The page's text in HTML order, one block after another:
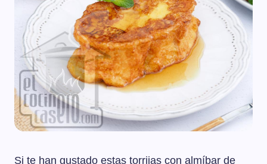
Si te han gustado estas torrijas con almíbar de